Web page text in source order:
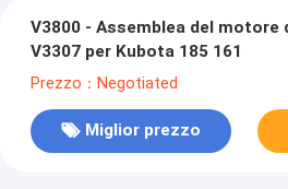
V3800 - Assemblea del motore
V3307 per Kubota 185 161
Prezzo：Negotiated
Miglior prezzo